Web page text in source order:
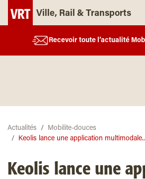
Ville, Rail & Transports
Recevoir toute l’actualité
Actualités
Mobilite-douces
Keolis lance une application
Keolis lance une